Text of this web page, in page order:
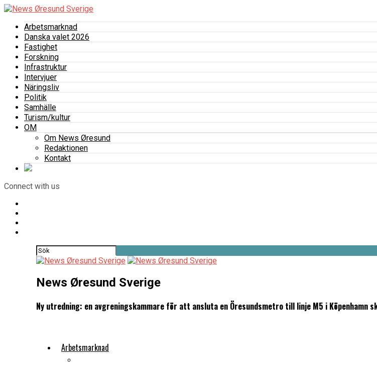
Arbetsmarknad
Danska valet 2026
Fastighet
Forskning
Infrastruktur
Intervjuer
Näringsliv
Politik
Samhälle
Turism/kultur
OM
Om News Øresund
Redaktionen
Kontakt
Connect with us
News Øresund Sverige
Ny utredning: en avgreningskammare för att ansluta en Öresundsmetro till linje M5 i Köpenhamn
Arbetsmarknad